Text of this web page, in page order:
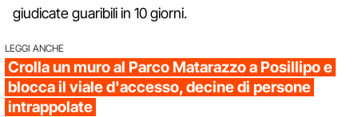
giudicate guaribili in 10 giorni.
LEGGI ANCHE
Crolla un muro al Parco Matarazzo a Posillipo e
blocca il viale d'accesso, decine di persone
intrappolate